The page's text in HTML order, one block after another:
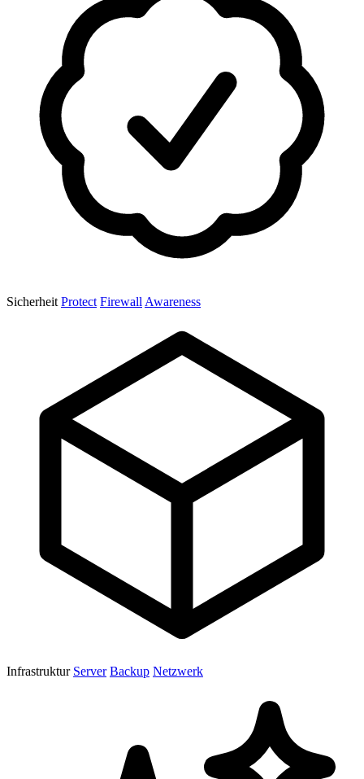
Sicherheit Protect Firewall Awareness
Infrastruktur Server Backup Netzwerk